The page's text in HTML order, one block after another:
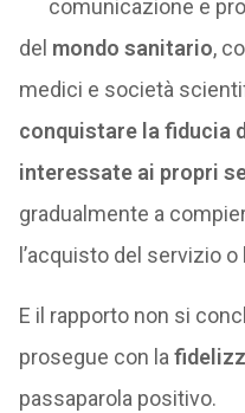
comunicazione e
del mondo sanitario,
medici e società
conquistare la fiducia
interessate ai propri
gradualmente a
l’acquisto del servizio o
E il rapporto non si
prosegue con la
passaparola positivo.